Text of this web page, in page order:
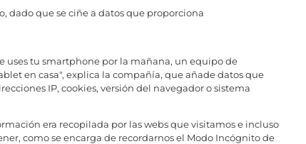
dado que se ciñe a datos que proporciona
uses tu smartphone por la mañana, un equipo de
en casa", explica la compañía, que añade datos que
IP, cookies, versión del navegador o sistema
era recopilada por las webs que visitamos e incluso
como se encarga de recordarnos el Modo Incógnito de